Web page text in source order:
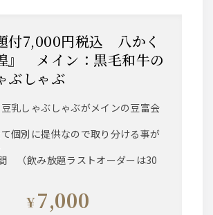
』 メイン：黒毛和牛の
ぶしゃぶ
乳しゃぶしゃぶがメインの豆富会
個別に提供なので取り分ける事が
（飲み放題ラストオーダーは30
¥7,000